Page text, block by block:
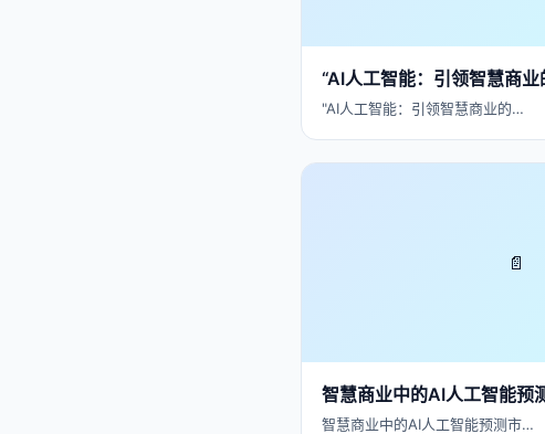
“AI人工智能：引领智慧商业
"AI人工智能：引领智慧商业的…
📄
智慧商业中的AI人工智能预
智慧商业中的AI人工智能预测市…